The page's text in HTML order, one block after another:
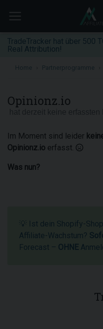
TradeTracker hat über 500
Real Attribution!
Home Partnerprogramme
Opinionz.io
Im Moment sind leider
Opinionz.io erfasst.
Was nun?
💡 Ist dein Shopify-
Affiliate-Wachstum?
Forecast – OHNE